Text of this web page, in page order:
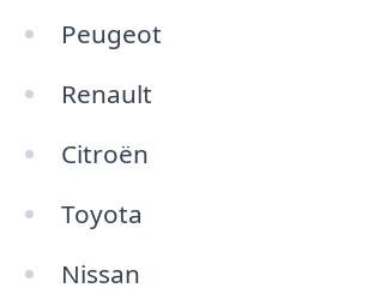
Peugeot
Renault
Citroën
Toyota
Nissan